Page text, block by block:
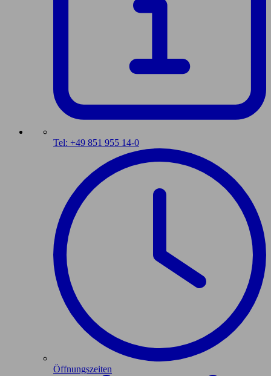
Tel: +49 851 955 14-0
Öffnungszeiten